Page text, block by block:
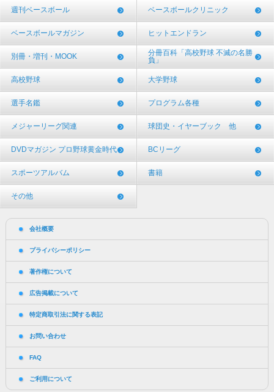
週刊ベースボール ベースボールクリニック
ベースボールマガジン ヒットエンドラン
別冊・増刊・MOOK
分冊百科「高校野球 不滅の名勝
負」
高校野球 大学野球
選手名鑑 プログラム各種
メジャーリーグ関連 球団史・イヤーブック 他
DVDマガジン プロ野球黄金時代 BCリーグ
スポーツアルバム 書籍
その他
会社概要
プライバシーポリシー
著作権について
広告掲載について
特定商取引法に関する表記
お問い合わせ
FAQ
ご利用について